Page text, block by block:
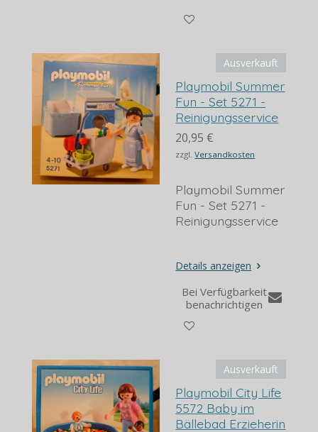
Ausverkauft
Playmobil Summer
Fun - Set 5271 -
Reinigungsservice
20,95 €
zzgl.Versandkosten
Playmobil Summer
Fun - Set 5271 -
Reinigungsservice
Details anzeigen
Bei Verfügbarkeit
benachrichtigen
Ausverkauft
Playmobil City Life
5572 Baby im
Bällebad Erzieherin